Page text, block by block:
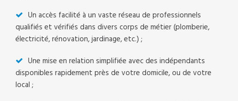
Un accès facilité à un vaste réseau de professionnels
qualifiés et vérifiés dans divers corps de métier (plomberie,
électricité, rénovation, jardinage, etc.) ;
Une mise en relation simplifiée avec des indépendants
disponibles rapidement près de votre domicile, ou de votre
local ;